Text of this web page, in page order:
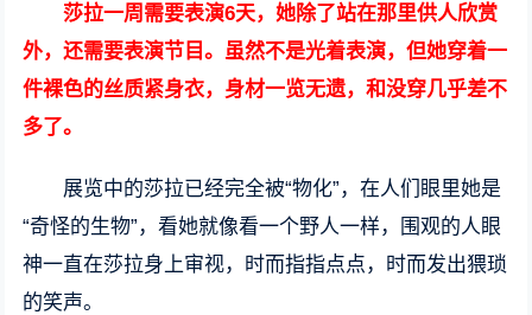
莎拉一周需要表演6天，她除了站在那里供人欣赏
外，还需要表演节目。虽然不是光着表演，但她穿着一
件裸色的丝质紧身衣，身材一览无遗，和没穿几乎差不
多了。
展览中的莎拉已经完全被“物化”，在人们眼里她是
“奇怪的生物”，看她就像看一个野人一样，围观的人眼
神一直在莎拉身上审视，时而指指点点，时而发出猥琐
的笑声。